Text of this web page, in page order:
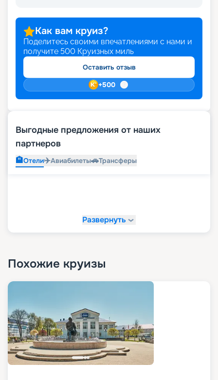
Как вам круиз?
Поделитесь своими впечатлениями с нами и
получите 500 Круизных миль
Оставить отзыв
+500
Выгодные предложения от наших
партнеров
🏨Отели✈️Авиабилеты🚗Трансферы
Развернуть
Похожие круизы